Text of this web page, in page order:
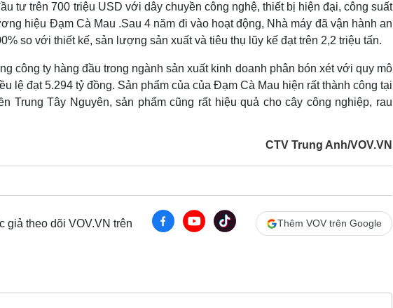
tư trên 700 triệu USD với dây chuyền công nghệ, thiết bị hiện đại, công suất
hiệu Đạm Cà Mau .Sau 4 năm đi vào hoạt động, Nhà máy đã vận hành an
so với thiết kế, sản lượng sản xuất và tiêu thụ lũy kế đạt trên 2,2 triệu tấn.
công ty hàng đầu trong ngành sản xuất kinh doanh phân bón xét với quy mô
lệ đạt 5.294 tỷ đồng. Sản phẩm của của Đạm Cà Mau hiện rất thành công tại
Trung Tây Nguyên, sản phẩm cũng rất hiệu quả cho cây công nghiệp, rau
CTV Trung Anh/VOV.VN
giả theo dõi VOV.VN trên Thêm VOV trên Google